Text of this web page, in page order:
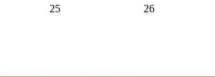
25
26